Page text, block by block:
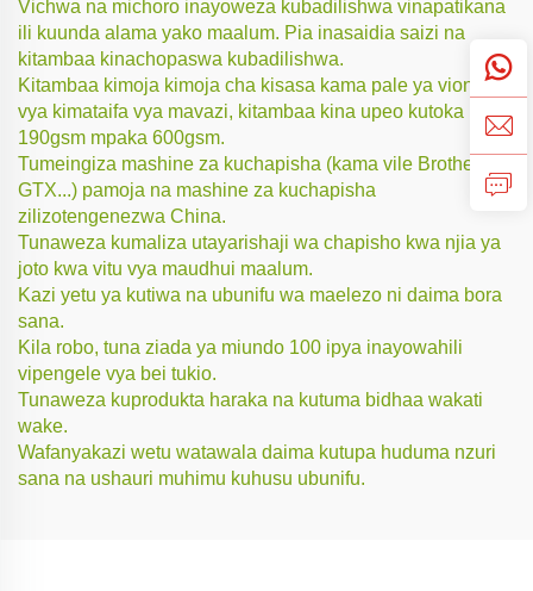
Vichwa na michoro inayoweza kubadilishwa vinapatikana
ili kuunda alama yako maalum. Pia inasaidia saizi na
kitambaa kinachopaswa kubadilishwa.
Kitambaa kimoja kimoja cha kisasa kama pale ya viongozi
vya kimataifa vya mavazi, kitambaa kina upeo kutoka
190gsm mpaka 600gsm.
Tumeingiza mashine za kuchapisha (kama vile Brother
GTX...) pamoja na mashine za kuchapisha
zilizotengenezwa China.
Tunaweza kumaliza utayarishaji wa chapisho kwa njia ya
joto kwa vitu vya maudhui maalum.
Kazi yetu ya kutiwa na ubunifu wa maelezo ni daima bora
sana.
Kila robo, tuna ziada ya miundo 100 ipya inayowahili
vipengele vya bei tukio.
Tunaweza kuprodukta haraka na kutuma bidhaa wakati
wake.
Wafanyakazi wetu watawala daima kutupa huduma nzuri
sana na ushauri muhimu kuhusu ubunifu.